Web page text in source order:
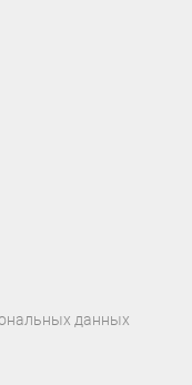
данных